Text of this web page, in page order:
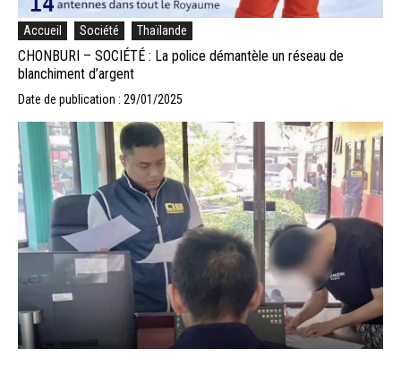
Accueil Société Thaïlande
CHONBURI – SOCIÉTÉ : La police démantèle un réseau de
blanchiment d’argent
Date de publication : 29/01/2025